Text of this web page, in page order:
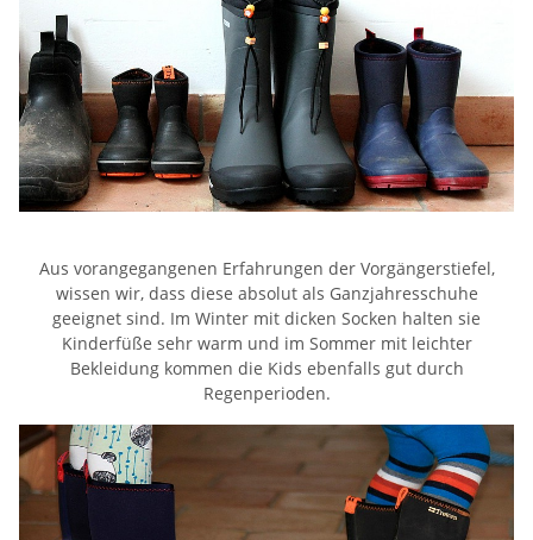
Aus vorangegangenen Erfahrungen der Vorgängerstiefel,
wissen wir, dass diese absolut als Ganzjahresschuhe
geeignet sind. Im Winter mit dicken Socken halten sie
Kinderfüße sehr warm und im Sommer mit leichter
Bekleidung kommen die Kids ebenfalls gut durch
Regenperioden.